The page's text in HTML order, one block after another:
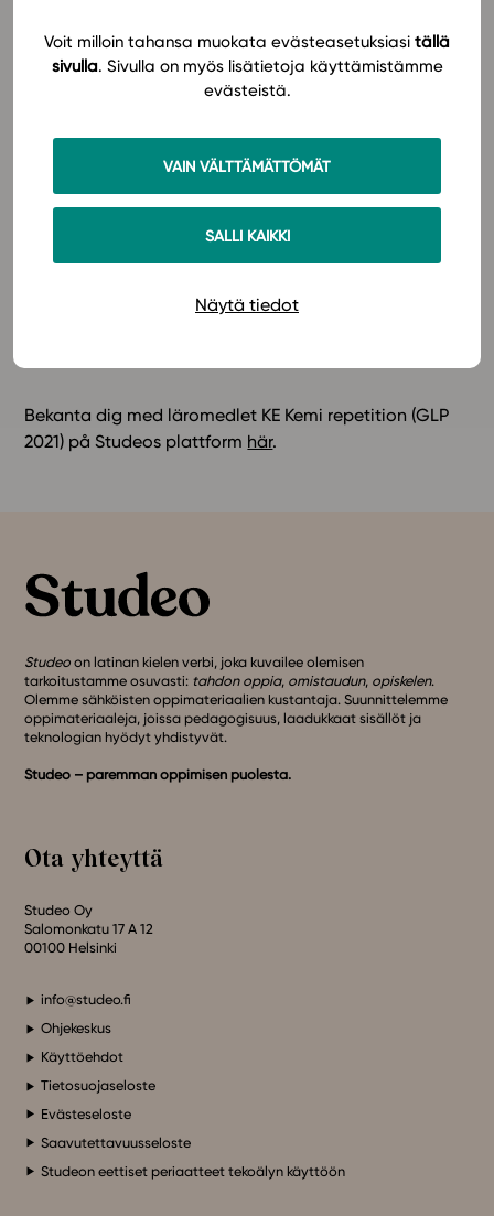
Voit milloin tahansa muokata evästeasetuksiasi tällä
sivulla. Sivulla on myös lisätietoja käyttämistämme
evästeistä.
VAIN VÄLTTÄMÄTTÖMÄT
SALLI KAIKKI
Näytä tiedot
Uppgifterna i läromedlet hjälper den studerande att
repetera centrala begrepp, fenomen, tillämpningar
studentuppgifter och övningar inför urvalsprov. Alla
uppgifter har modellsvar med förslag till
poängsättning enligt SEN:s direktiv även för den
Läromedlet kan utnyttjas för självstudier och repetition
Bekanta dig med läromedlet KE Kemi repetition (GLP
2021) på Studeos plattform här.
Studeo on latinan kielen verbi, joka kuvailee olemisen
tarkoitustamme osuvasti: tahdon oppia, omistaudun, opiskelen.
Olemme sähköisten oppimateriaalien kustantaja. Suunnittelemme
oppimateriaaleja, joissa pedagogisuus, laadukkaat sisällöt ja
teknologian hyödyt yhdistyvät.
Studeo – paremman oppimisen puolesta.
Ota yhteyttä
Studeo Oy
Salomonkatu 17 A 12
00100 Helsinki
info@studeo.fi
Ohjekeskus
Käyttöehdot
Tietosuojaseloste
Evästeseloste
Saavutettavuusseloste
Studeon eettiset periaatteet tekoälyn käyttöön